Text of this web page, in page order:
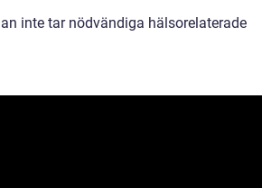
inte tar nödvändiga hälsorelaterade